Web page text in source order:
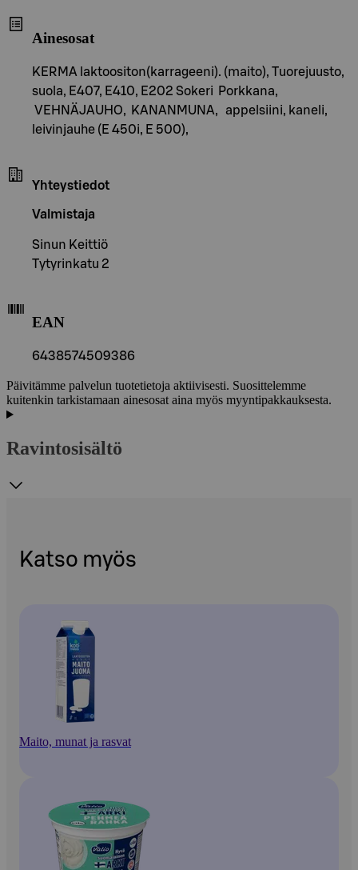
Ainesosat
KERMA laktoositon(karrageeni). (maito), Tuorejuusto,
suola, E407, E410, E202 Sokeri Porkkana,
VEHNÄJAUHO, KANANMUNA, appelsiini, kaneli,
leivinjauhe (E 450i, E 500),
Yhteystiedot
Valmistaja
Sinun Keittiö
Tytyrinkatu 2
EAN
6438574509386
Päivitämme palvelun tuotetietoja aktiivisesti. Suosittelemme
kuitenkin tarkistamaan ainesosat aina myös myyntipakkauksesta.
Ravintosisältö
Katso myös
Maito, munat ja rasvat